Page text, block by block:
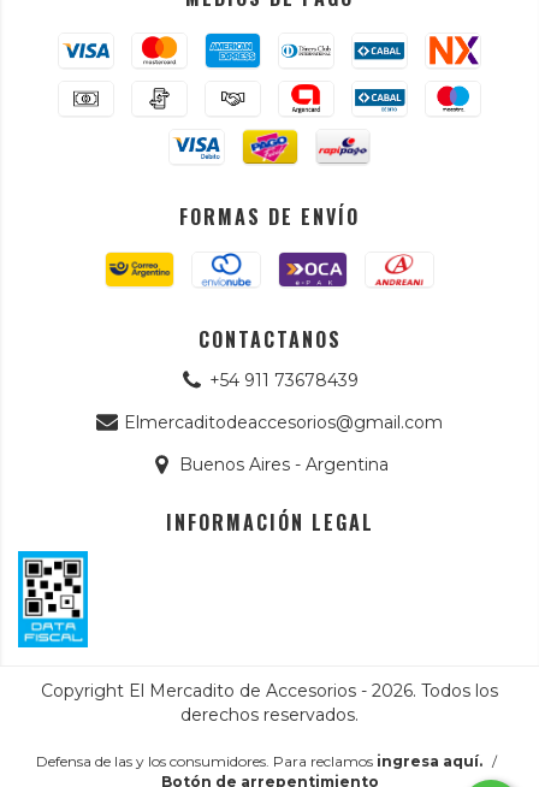
FORMAS DE ENVÍO
CONTACTANOS
+54 911 73678439
Elmercaditodeaccesorios@gmail.com
Buenos Aires - Argentina
INFORMACIÓN LEGAL
Copyright El Mercadito de Accesorios - 2026. Todos los
derechos reservados.
Defensa de las y los consumidores. Para reclamos ingresa aquí. /
Botón de arrepentimiento